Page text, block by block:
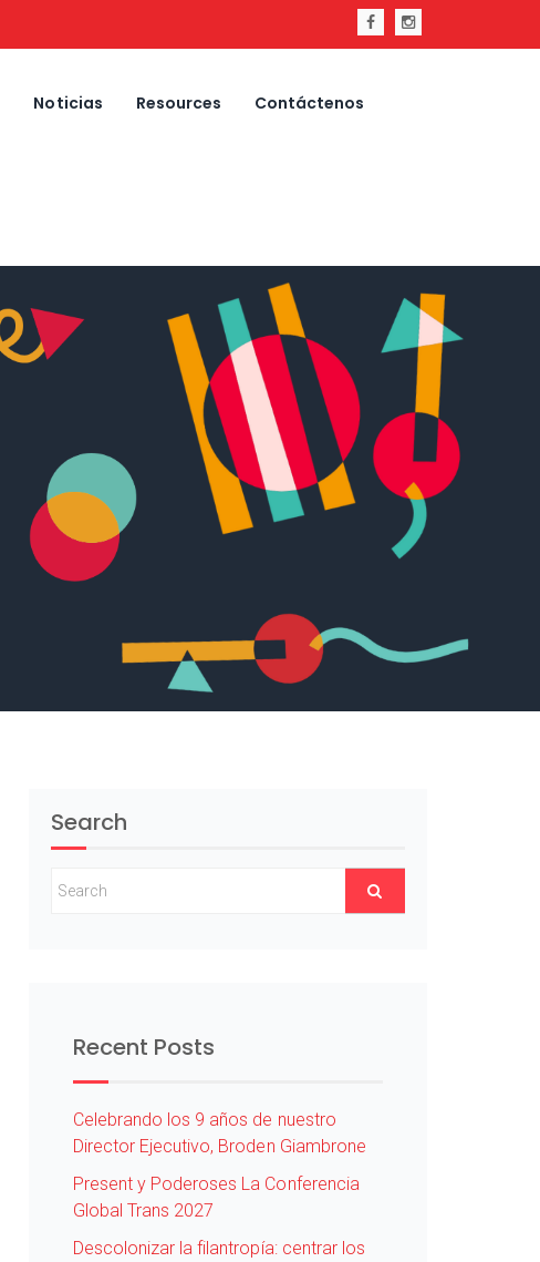
Noticias Resources Contáctenos
Search
Recent Posts
Celebrando los 9 años de nuestro
Director Ejecutivo, Broden Giambrone
Present y Poderoses La Conferencia
Global Trans 2027
Descolonizar la filantropía: centrar los